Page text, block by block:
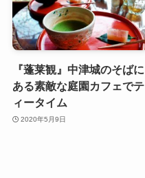
『蓬莱観』中津城のそばに
ある素敵な庭園カフェでテ
ィータイム
2020年5月9日